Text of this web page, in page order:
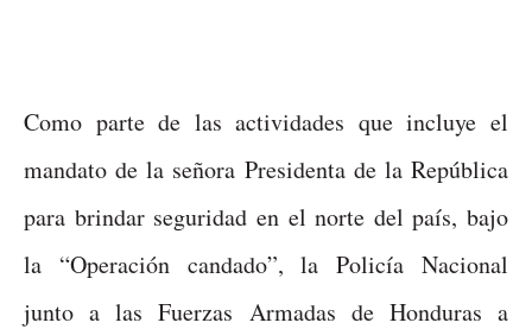
Como parte de las actividades que incluye el
mandato de la señora Presidenta de la República
para brindar seguridad en el norte del país, bajo
la “Operación candado”, la Policía Nacional
junto a las Fuerzas Armadas de Honduras a